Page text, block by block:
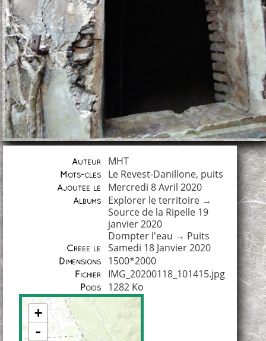
Auteur MHT
Mots-clés Le Revest-Danillone, puits
Ajoutée le Mercredi 8 Avril 2020
Albums Explorer le territoire→
Source de la Ripelle 19
janvier 2020
Dompter l'eau → Puits
Créée le Samedi 18 Janvier 2020
Dimensions 1500*2000
Fichier IMG_20200118_101415.jpg
Poids 1282 Ko
+
-